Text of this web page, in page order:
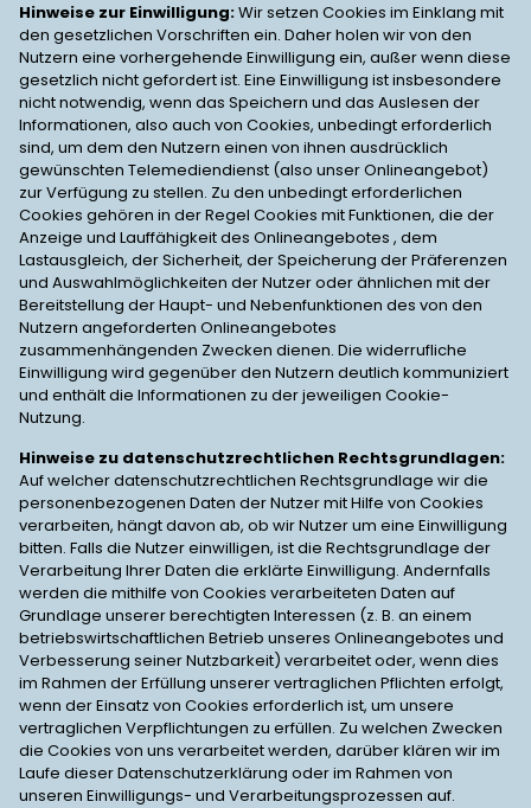
Hinweise zur Einwilligung:Wir setzen Cookies im Einklang mit
den gesetzlichen Vorschriften ein. Daher holen wir von den
Nutzern eine vorhergehende Einwilligung ein, außer wenn diese
gesetzlich nicht gefordert ist. Eine Einwilligung ist insbesondere
nicht notwendig, wenn das Speichern und das Auslesen der
Informationen, also auch von Cookies, unbedingt erforderlich
sind, um dem den Nutzern einen von ihnen ausdrücklich
gewünschten Telemediendienst (also unser Onlineangebot)
zur Verfügung zu stellen. Zu den unbedingt erforderlichen
Cookies gehören in der Regel Cookies mit Funktionen, die der
Anzeige und Lauffähigkeit des Onlineangebotes , dem
Lastausgleich, der Sicherheit, der Speicherung der Präferenzen
und Auswahlmöglichkeiten der Nutzer oder ähnlichen mit der
Bereitstellung der Haupt- und Nebenfunktionen des von den
Nutzern angeforderten Onlineangebotes
zusammenhängenden Zwecken dienen. Die widerrufliche
Einwilligung wird gegenüber den Nutzern deutlich kommuniziert
und enthält die Informationen zu der jeweiligen Cookie-
Nutzung.
Hinweise zu datenschutzrechtlichen Rechtsgrundlagen:
Auf welcher datenschutzrechtlichen Rechtsgrundlage wir die
personenbezogenen Daten der Nutzer mit Hilfe von Cookies
verarbeiten, hängt davon ab, ob wir Nutzer um eine Einwilligung
bitten. Falls die Nutzer einwilligen, ist die Rechtsgrundlage der
Verarbeitung Ihrer Daten die erklärte Einwilligung. Andernfalls
werden die mithilfe von Cookies verarbeiteten Daten auf
Grundlage unserer berechtigten Interessen (z. B. an einem
betriebswirtschaftlichen Betrieb unseres Onlineangebotes und
Verbesserung seiner Nutzbarkeit) verarbeitet oder, wenn dies
im Rahmen der Erfüllung unserer vertraglichen Pflichten erfolgt,
wenn der Einsatz von Cookies erforderlich ist, um unsere
vertraglichen Verpflichtungen zu erfüllen. Zu welchen Zwecken
die Cookies von uns verarbeitet werden, darüber klären wir im
Laufe dieser Datenschutzerklärung oder im Rahmen von
unseren Einwilligungs- und Verarbeitungsprozessen auf.